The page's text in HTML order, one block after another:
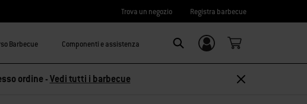
Trova un negozio Registra barbecue
Barbecue Componenti e assistenza
Accedi/
Registrati
ordine -Vedi tutti i barbecue